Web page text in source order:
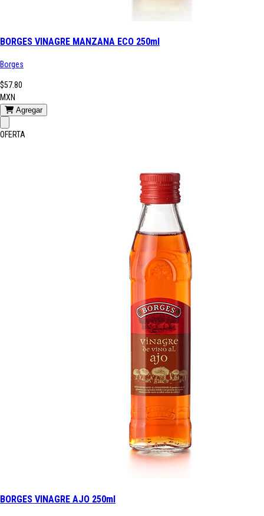
BORGES VINAGRE MANZANA ECO 250ml
Borges
$57.80
MXN
Agregar
OFERTA
BORGES VINAGRE AJO 250ml